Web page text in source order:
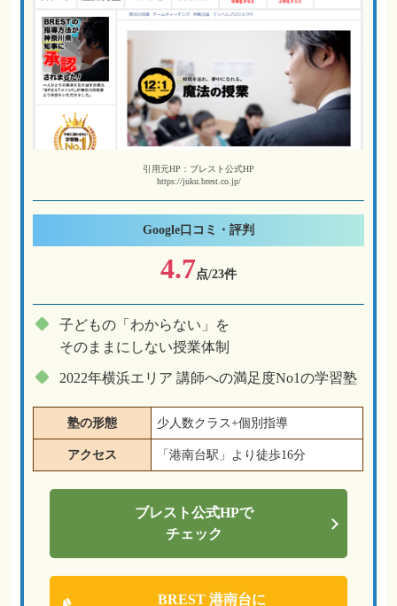
引用元HP：ブレスト公式HP
https://juku.brest.co.jp/
Google 口コミ・評判
4.7点/23件
子どもの「わからない」を
そのままにしない授業体制
2022年横浜エリア 講師への満足度No1の学習塾
塾の形態 少人数クラス+個別指導
アクセス 「港南台駅」より徒歩16分
ブレスト公式HPで
チェック
BREST 港南台に